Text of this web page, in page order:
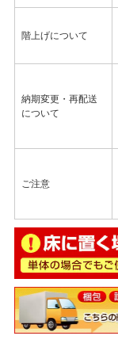
階上げについて
納期変更・再配送
について
ご注意